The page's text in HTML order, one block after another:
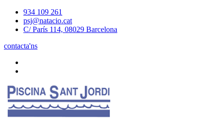
934 109 261
psj@natacio.cat
C/ París 114, 08029 Barcelona
contacta'ns